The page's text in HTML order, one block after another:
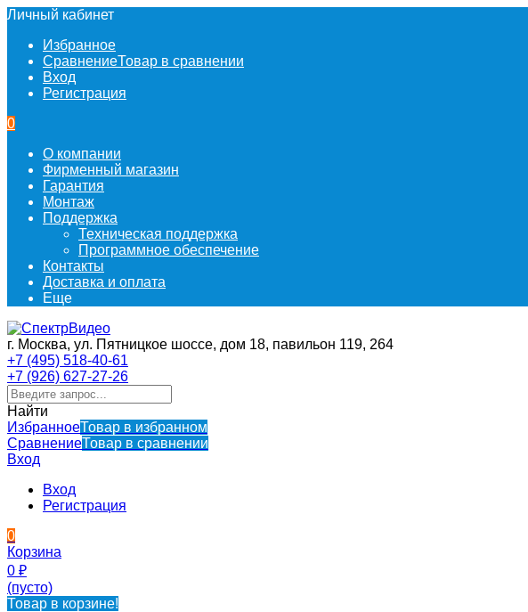
Личный кабинет
Избранное
СравнениеТовар в сравнении
Вход
Регистрация
0
О компании
Фирменный магазин
Гарантия
Монтаж
Поддержка
Техническая поддержка
Программное обеспечение
Контакты
Доставка и оплата
Еще
г. Москва, ул. Пятницкое шоссе, дом 18, павильон 119, 264
+7 (495) 518-40-61
+7 (926) 627-27-26
Найти
ИзбранноеТовар в избранном
СравнениеТовар в сравнении
Вход
Вход
Регистрация
0
Корзина
0 ₽
(пусто)
Товар в корзине!